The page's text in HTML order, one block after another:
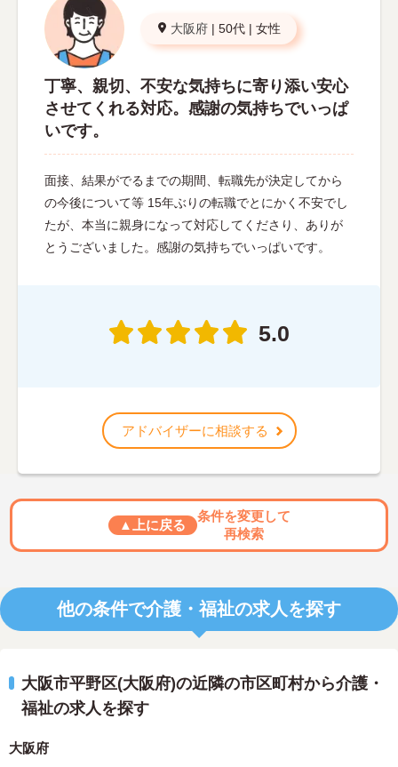
大阪府 | 50代 | 女性
丁寧、親切、不安な気持ちに寄り添い安心
させてくれる対応。感謝の気持ちでいっぱ
いです。
面接、結果がでるまでの期間、転職先が決定してから
の今後について等 15年ぶりの転職でとにかく不安でし
たが、本当に親身になって対応してくださり、ありが
とうございました。感謝の気持ちでいっぱいです。
5.0
アドバイザーに相談する
▲上に戻る
条件を変更して
再検索
他の条件で介護・福祉の求人を探す
大阪市平野区(大阪府)の近隣の市区町村から介護・
福祉の求人を探す
大阪府